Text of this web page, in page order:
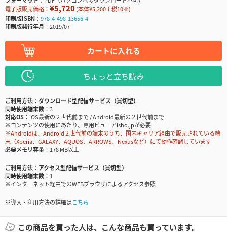
電子版販売価格： ¥5,720(本体¥5,200＋税10％)
印刷版ISBN
978-4-498-13656-4
印刷版発行年月
2019/07
カートに入れる
ちょっと立ち読み
ご利用方法
ダウンロード型配信サービス（買切型）
同時使用端末数
3
対応OS
iOS最新の２世代前まで / Android最新の２世代前まで
※コンテンツの使用にあたり、専用ビューアisho.jpが必要
※Androidは、Android２世代前の端末のうち、国内キャリア経由で販売されている端
末（Xperia、GALAXY、AQUOS、ARROWS、Nexusなど）にて動作確認しています
必要メモリ容量
178 MB以上
ご利用方法
アクセス型配信サービス（買切型）
同時使用端末数
1
※インターネット経由でのWEBブラウザによるアクセス参照
※導入・利用方法の詳細はこちら
この商品を買った人は、こんな商品も買っています。